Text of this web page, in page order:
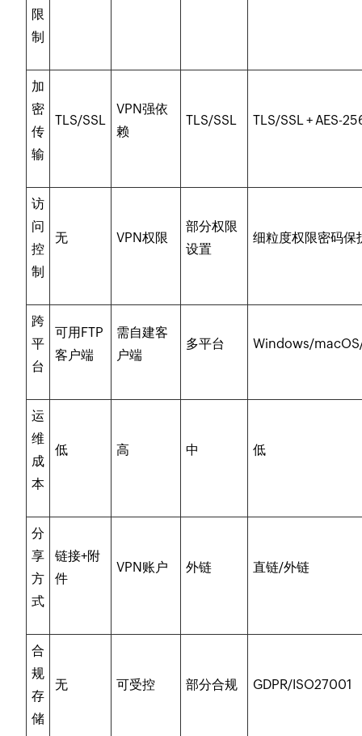
限
制
加
密
传
输
TLS/SSL
VPN强依
赖
TLS/SSL TLS/SSL + AES-
访
问
控
制
无 VPN权限
部分权限
设置
细粒度权限密码保
跨
平
台
可用FTP
客户端
需自建客
户端
多平台 Windows/
运
维
成
本
低 高 中 低
分
享
方
式
链接+附
件
VPN账户 外链 直链/外链
合
规
存
储
无 可受控 部分合规 GDPR/ISO27001